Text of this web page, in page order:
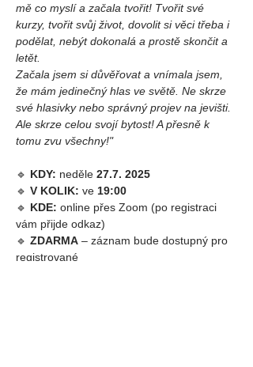
mě co myslí a začala tvořit! Tvořit své
kurzy, tvořit svůj život, dovolit si věci třeba i
podělat, nebýt dokonalá a prostě skončit a
letět.
Začala jsem si důvěřovat a vnímala jsem,
že mám jedinečný hlas ve světě. Ne skrze
své hlasivky nebo správný projev na jevišti.
Ale skrze celou svojí bytost! A přesně k
tomu zvu všechny!"
🔹 KDY: neděle 27.7. 2025
🔹 V KOLIK: ve 19:00
🔹 KDE: online přes Zoom (po registraci
vám přijde odkaz)
🔹 ZDARMA – záznam bude dostupný pro
registrované